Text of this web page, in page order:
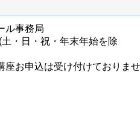
ル事務局
・日・祝・年末年始を除
お申込は受け付けておりま